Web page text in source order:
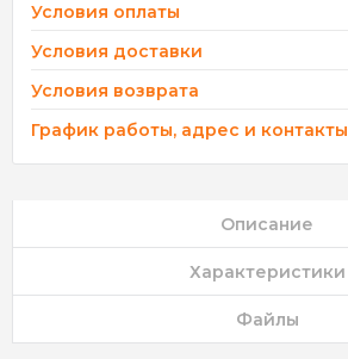
Условия оплаты
Условия доставки
Условия возврата
График работы, адрес и контакты
Описание
Характеристики
Файлы